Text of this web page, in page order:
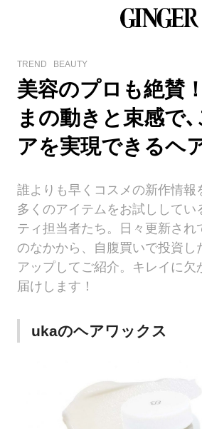
TREND BEAUTY
美容のプロも絶賛
まの動きと束感で
アを実現できるヘ
誰よりも早くコスメの新作情報
多くのアイテムをお試ししてい
ティ担当者たち。日々更新され
のなかから、自腹買いで投資し
アップしてご紹介。キレイに欠
届けします！
ukaのヘアワックス